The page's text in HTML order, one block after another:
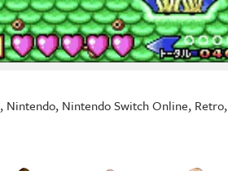
, Nintendo, Nintendo Switch Online, Retro,